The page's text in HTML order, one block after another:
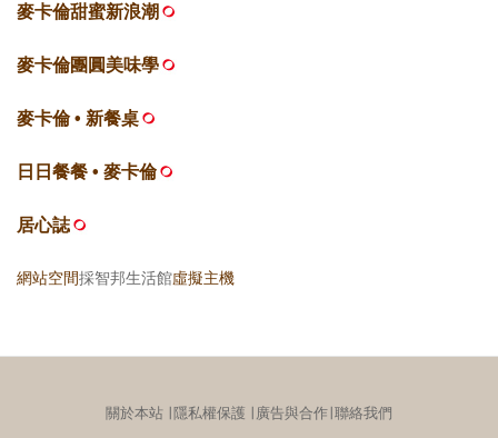
麥卡倫甜蜜新浪潮
麥卡倫團圓美味學
麥卡倫 • 新餐桌
日日餐餐 • 麥卡倫
居心誌
網站空間採智邦生活館虛擬主機
關於本站 ∣隱私權保護 ∣廣告與合作∣聯絡我們